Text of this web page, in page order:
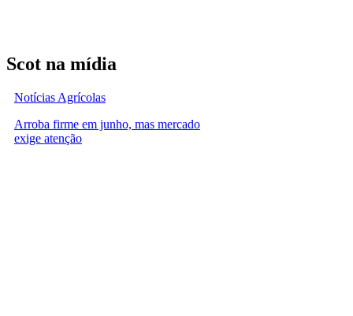
Scot na mídia
Notícias Agrícolas
Arroba firme em junho, mas mercado
exige atenção